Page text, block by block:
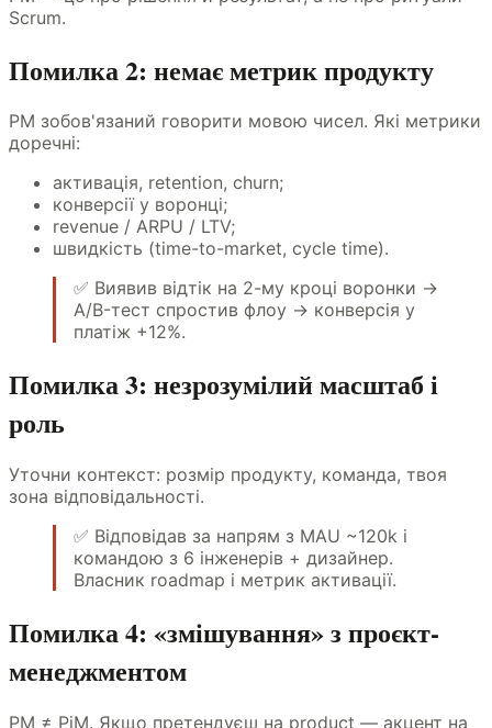
Scrum.
Помилка 2: немає метрик продукту
PM зобов'язаний говорити мовою чисел. Які метрики
доречні:
активація, retention, churn;
конверсії у воронці;
revenue / ARPU / LTV;
швидкість (time-to-market, cycle time).
✅ Виявив відтік на 2-му кроці воронки →
A/B-тест спростив флоу → конверсія у
платіж +12%.
Помилка 3: незрозумілий масштаб і
роль
Уточни контекст: розмір продукту, команда, твоя
зона відповідальності.
✅ Відповідав за напрям з MAU ~120k і
командою з 6 інженерів + дизайнер.
Власник roadmap і метрик активації.
Помилка 4: «змішування» з проєкт-
менеджментом
PM ≠ PjM. Якщо претендуєш на product — акцент на